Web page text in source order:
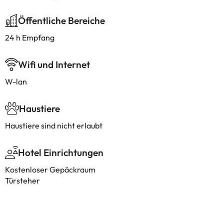
Öffentliche Bereiche
24 h Empfang
Wifi und Internet
W-lan
Haustiere
Haustiere sind nicht erlaubt
Hotel Einrichtungen
Kostenloser Gepäckraum
Türsteher